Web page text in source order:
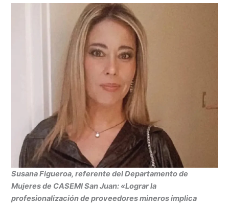
Susana Figueroa, referente del Departamento de
Mujeres de CASEMI San Juan: «Lograr la
profesionalización de proveedores minerosimplica